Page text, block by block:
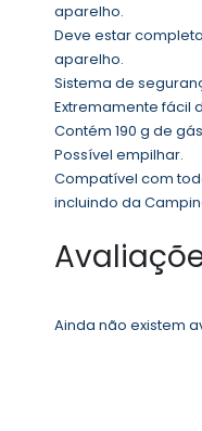
aparelho.
Deve estar
aparelho.
Sistema de
Extremamente fácil
Contém 190 g de
Possível empilhar.
Compatível com
incluindo da
Ainda não existem